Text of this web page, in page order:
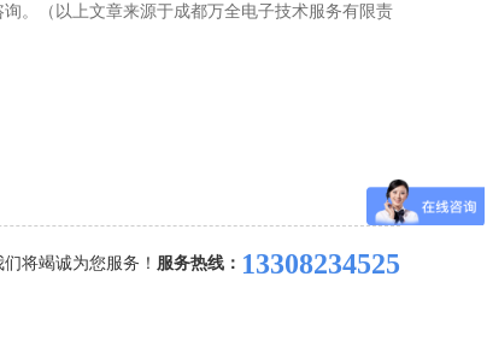
。（以上文章来源于成都万全电子技术服务有限责
将竭诚为您服务！ 服务热线： 13308234525